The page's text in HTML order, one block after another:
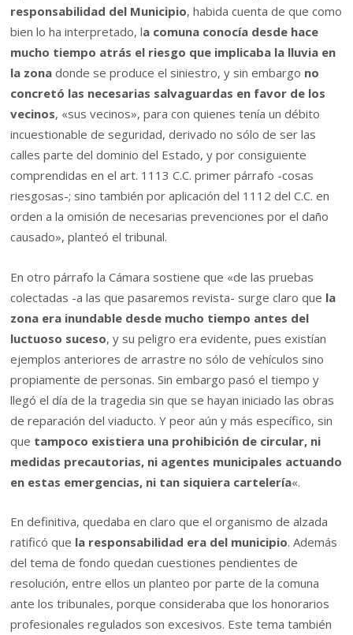
responsabilidad del Municipio, habida cuenta de que como
bien lo ha interpretado, la comuna conocía desde hace
mucho tiempo atrás el riesgo que implicaba la lluvia en
la zona donde se produce el siniestro, y sin embargo no
concretó las necesarias salvaguardas en favor de los
vecinos, «sus vecinos», para con quienes tenía un débito
incuestionable de seguridad, derivado no sólo de ser las
calles parte del dominio del Estado, y por consiguiente
comprendidas en el art. 1113 C.C. primer párrafo -cosas
riesgosas-; sino también por aplicación del 1112 del C.C. en
orden a la omisión de necesarias prevenciones por el daño
causado», planteó el tribunal.
En otro párrafo la Cámara sostiene que «de las pruebas
colectadas -a las que pasaremos revista- surge claro que la
zona era inundable desde mucho tiempo antes del
luctuoso suceso, y su peligro era evidente, pues existían
ejemplos anteriores de arrastre no sólo de vehículos sino
propiamente de personas. Sin embargo pasó el tiempo y
llegó el día de la tragedia sin que se hayan iniciado las obras
de reparación del viaducto. Y peor aún y más específico, sin
que tampoco existiera una prohibición de circular, ni
medidas precautorias, ni agentes municipales actuando
en estas emergencias, ni tan siquiera cartelería«.
En definitiva, quedaba en claro que el organismo de alzada
ratificó que la responsabilidad era del municipio. Además
del tema de fondo quedan cuestiones pendientes de
resolución, entre ellos un planteo por parte de la comuna
ante los tribunales, porque consideraba que los honorarios
profesionales regulados son excesivos. Este tema también